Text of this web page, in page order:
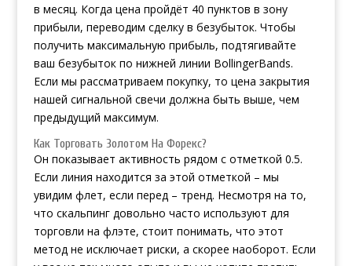
в месяц. Когда цена пройдёт 40 пунктов в зону
прибыли, переводим сделку в безубыток. Чтобы
получить максимальную прибыль, подтягивайте
ваш безубыток по нижней линии BollingerBands.
Если мы рассматриваем покупку, то цена закрытия
нашей сигнальной свечи должна быть выше, чем
предыдущий максимум.
Как Торговать Золотом На Форекс?
Он показывает активность рядом с отметкой 0.5.
Если линия находится за этой отметкой – мы
увидим флет, если перед – тренд. Несмотря на то,
что скальпинг довольно часто используют для
торговли на флэте, стоит понимать, что этот
метод не исключает риски, а скорее наоборот. Если